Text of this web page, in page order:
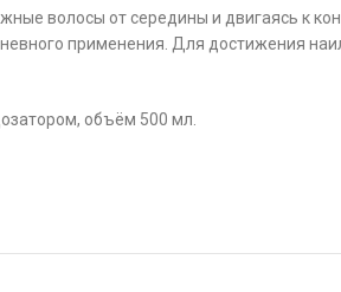
волосы от середины и двигаясь к
применения. Для достижения
объём 500 мл.